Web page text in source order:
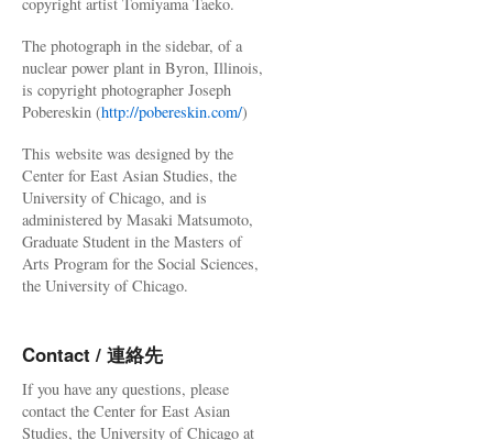
The photograph in the sidebar, of a
nuclear power plant in Byron, Illinois,
is copyright photographer Joseph
Pobereskin (http://pobereskin.com/)
This website was designed by the
Center for East Asian Studies, the
University of Chicago, and is
administered by Masaki Matsumoto,
Graduate Student in the Masters of
Arts Program for the Social Sciences,
the University of Chicago.
Contact / 連絡先
If you have any questions, please
contact the Center for East Asian
Studies, the University of Chicago at